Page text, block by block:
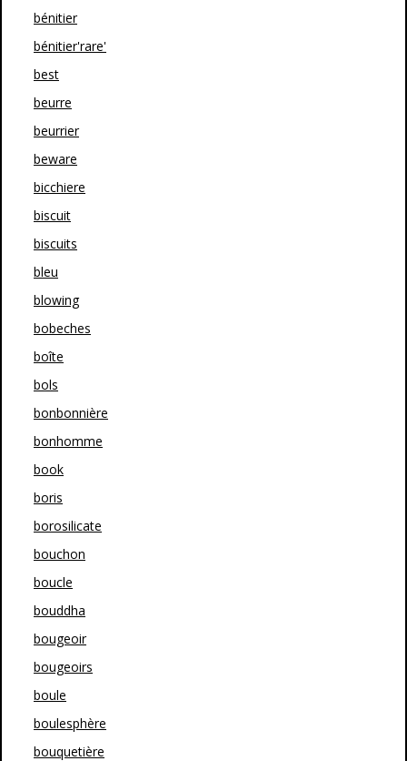
bénitier
bénitier'rare'
best
beurre
beurrier
beware
bicchiere
biscuit
biscuits
bleu
blowing
bobeches
boîte
bols
bonbonnière
bonhomme
book
boris
borosilicate
bouchon
boucle
bouddha
bougeoir
bougeoirs
boule
boulesphère
bouquetière